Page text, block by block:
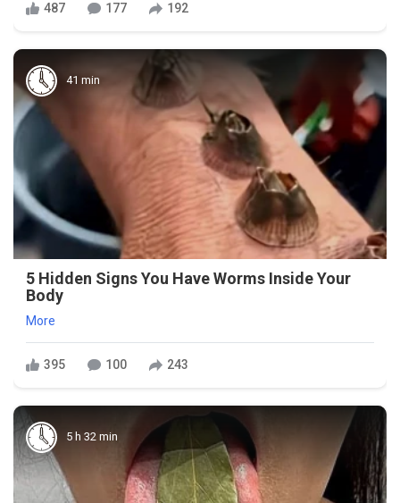
487 177 192
41 min
5 Hidden Signs You Have Worms Inside Your
Body
More
395 100 243
5 h 32 min